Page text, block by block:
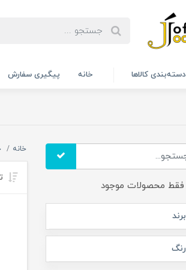
دسته‌بندی کالاها خانه پیگیری سفارش
فقط محصولات موجود
برند
رنگ
خانه